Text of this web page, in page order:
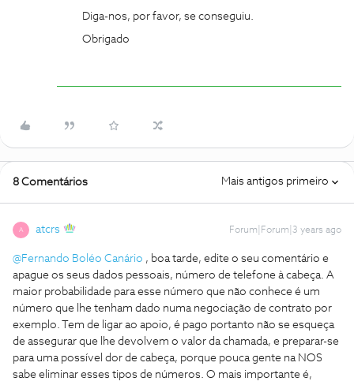
Diga-nos, por favor, se conseguiu.
Obrigado
8 Comentários Mais antigos primeiro
A atcrs Forum|Forum|3 years ago
@Fernando Boléo Canário , boa tarde, edite o seu comentário e
apague os seus dados pessoais, número de telefone à cabeça. A
maior probabilidade para esse número que não conhece é um
número que lhe tenham dado numa negociação de contrato por
exemplo. Tem de ligar ao apoio, é pago portanto não se esqueça
de assegurar que lhe devolvem o valor da chamada, e preparar-se
para uma possível dor de cabeça, porque pouca gente na NOS
sabe eliminar esses tipos de números. O mais importante é,